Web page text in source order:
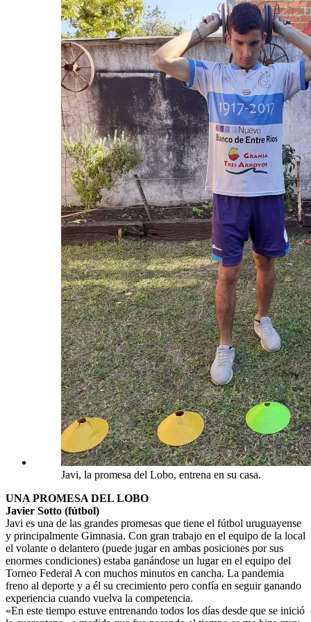
Javi, la promesa del Lobo, entrena en su casa.
UNA PROMESA DEL LOBO
Javier Sotto (fútbol)
Javi es una de las grandes promesas que tiene el fútbol uruguayense
y principalmente Gimnasia. Con gran trabajo en el equipo de la local
el volante o delantero (puede jugar en ambas posiciones por sus
enormes condiciones) estaba ganándose un lugar en el equipo del
Torneo Federal A con muchos minutos en cancha. La pandemia
freno al deporte y a él su crecimiento pero confía en seguir ganando
experiencia cuando vuelva la competencia.
«En este tiempo estuve entrenando todos los días desde que se inició